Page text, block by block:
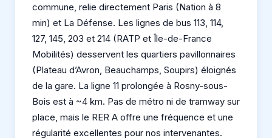
commune, relie directement Paris (Nation à 8
min) et La Défense. Les lignes de bus 113, 114,
127, 145, 203 et 214 (RATP et Île-de-France
Mobilités) desservent les quartiers pavillonnaires
(Plateau d’Avron, Beauchamps, Soupirs) éloignés
de la gare. La ligne 11 prolongée à Rosny-sous-
Bois est à ~4 km. Pas de métro ni de tramway sur
place, mais le RER A offre une fréquence et une
régularité excellentes pour nos intervenantes.